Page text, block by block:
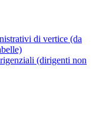
di vertice (da
(dirigenti non